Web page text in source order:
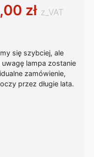
złZakres
z_VAT
się szybciej, ale
lampa zostanie
zamówienie,
przez długie lata.